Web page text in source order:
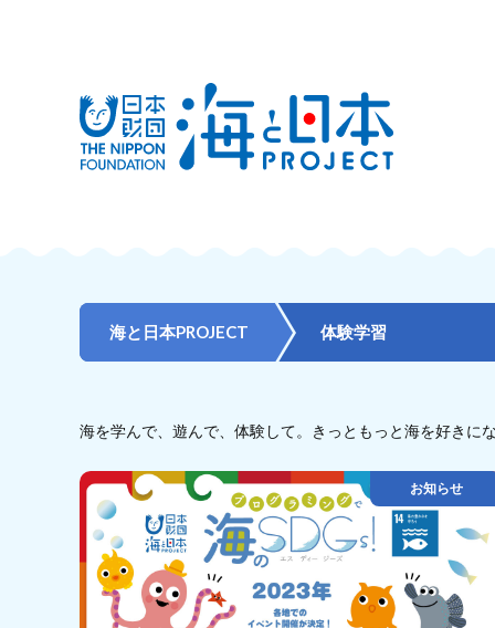
海と日本PROJECT 体験学習
海を学んで、遊んで、体験して。きっともっと海を好きに
お知らせ